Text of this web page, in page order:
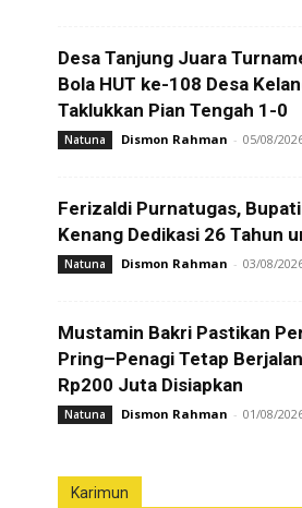
Desa Tanjung Juara
Bola HUT ke-108 Desa
Taklukkan Pian Tengah 1-0
Natuna Dismon Rahman - 05/08/
Ferizaldi Purnatugas,
Kenang Dedikasi 26 Tahun
Natuna Dismon Rahman - 03/08/
Mustamin Bakri Pastikan
Pring–Penagi Tetap
Rp200 Juta Disiapkan
Natuna Dismon Rahman - 01/08/
Karimun